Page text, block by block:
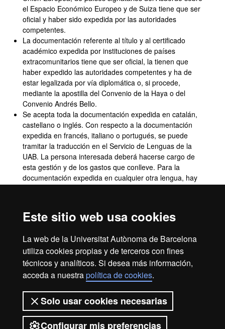
Este sitio web usa cookies
La web de la Universitat Autònoma de Barcelona
utiliza cookies propias y de terceros con fines
técnicos y analíticos. Si desea más información,
acceda a nuestrapolítica de cookies.
Solo usar cookies necesarias
Configurar mis preferencias
el Espacio Económico Europeo y de Suiza tiene que ser
oficial y haber sido expedida por las autoridades
competentes.
La documentación referente al título y al certificado
académico expedida por instituciones de países
extracomunitarios tiene que ser oficial, la tienen que
haber expedido las autoridades competentes y ha de
estar legalizada por vía diplomática o, si procede,
mediante la apostilla del Convenio de la Haya o del
Convenio Andrés Bello.
Se acepta toda la documentación expedida en catalán,
castellano o inglés. Con respecto a la documentación
expedida en francés, italiano o portugués, se puede
tramitar la traducción en el Servicio de Lenguas de la
UAB. La persona interesada deberá hacerse cargo de
esta gestión y de los gastos que conlleve. Para la
documentación expedida en cualquier otra lengua, hay
Estado español en el extranjero, o por la representación
nacional la persona solicitante.
Accesibilidad web
Mapa del web UAB